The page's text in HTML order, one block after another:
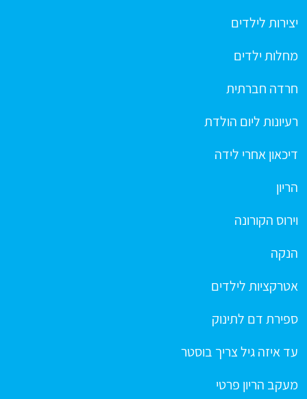
יצירות לילדים
מחלות ילדים
חרדה חברתית
רעיונות ליום הולדת
דיכאון אחרי לידה
הריון
וירוס הקורונה
הנקה
אטרקציות לילדים
ספירת דם לתינוק
עד איזה גיל צריך בוסטר
מעקב הריון פרטי